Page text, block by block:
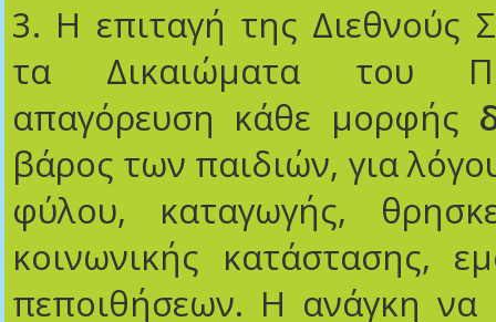
3. Η επιταγή της Διεθνούς
τα Δικαιώματα του
απαγόρευση κάθε μορφής
βάρος των παιδιών, για
φύλου, καταγωγής,
κοινωνικής κατάστασης,
πεποιθήσεων. Η ανάγκη να